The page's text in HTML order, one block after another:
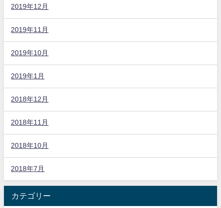
2019年12月
2019年11月
2019年10月
2019年1月
2018年12月
2018年11月
2018年10月
2018年7月
カテゴリー